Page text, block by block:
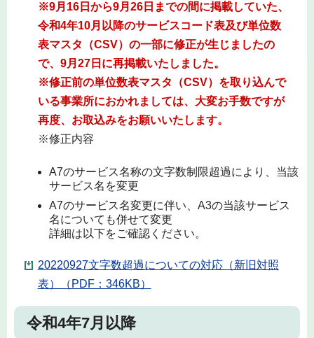
※9月16日から9月26日までの間に掲載していた、
令和4年10月以降のサービスコード表及び単位数
表マスタ（CSV）の一部に修正が生じましたの
で、9月27日に再掲載いたしました。
※修正前の単位数表マスタ（CSV）を取り込んで
いる事業所におかれましては、大変お手数ですが
再度、お取込みをお願いいたします。
※修正内容
A7のサービス名称の文字数制限超過により、当該
サービス名を変更
A7のサービス名変更に伴い、A3の当該サービス
名についても併せて変更
詳細は以下をご確認ください。
20220927文字数超過についての対応（新旧対照
表）（PDF：346KB）
令和4年7月以降